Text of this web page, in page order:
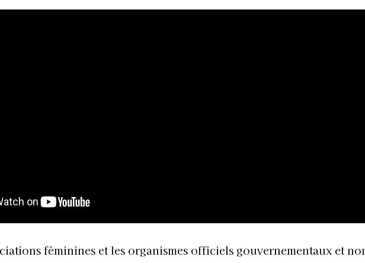
féminines et les organismes officiels gouvernementaux et